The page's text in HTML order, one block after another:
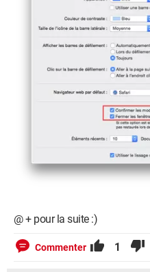
@ + pour la suite :)
Commenter 1